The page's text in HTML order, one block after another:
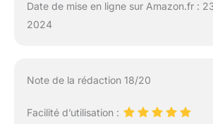
Date de mise en ligne sur Amazon.fr :
2024
Note de la rédaction 18/20
Facilité d’utilisation :